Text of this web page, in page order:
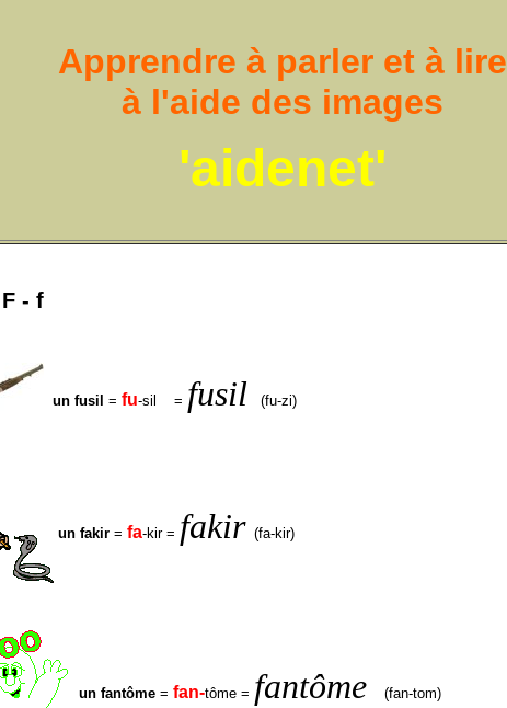
Apprendre à parler et à lire
à l'aide des images
'aidenet'
F - f
un fusil = fu-sil = fusil (fu-zi)
un fakir = fa-kir = fakir (fa-kir)
un fantôme = fan-tôme = fantôme (fan-tom)